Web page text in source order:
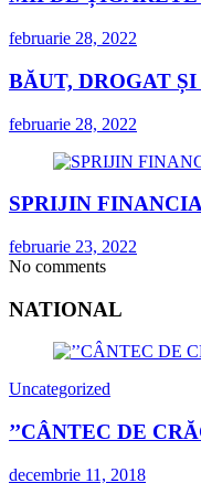
februarie 28, 2022
BĂUT, DROGAT
februarie 28, 2022
SPRIJIN
februarie 23, 2022
No comments
NATIONAL
Uncategorized
’’CÂNTEC DE
decembrie 11, 2018